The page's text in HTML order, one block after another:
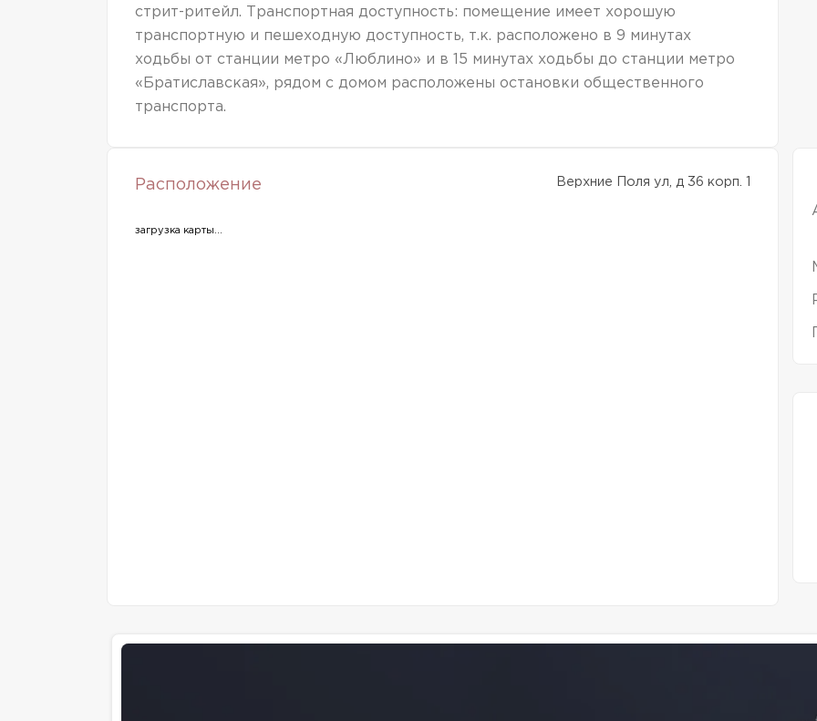
стрит-ритейл. Транспортная доступность: помещение имеет хорошую
транспортную и пешеходную доступность, т.к. расположено в 9 минутах
ходьбы от станции метро «Люблино» и в 15 минутах ходьбы до станции метро
«Братиславская», рядом с домом расположены остановки общественного
транспорта.
Расположение Верхние Поля ул, д 36 корп. 1
загрузка карты...